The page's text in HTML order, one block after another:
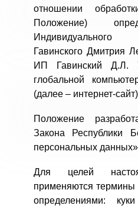
отношении
Положение)
Индивидуального
Гавинского Дмитрия
ИП Гавинский
глобальной
(далее – интернет-
Положение
Закона Республики
персональных
Для целей
применяются термины
определениями: